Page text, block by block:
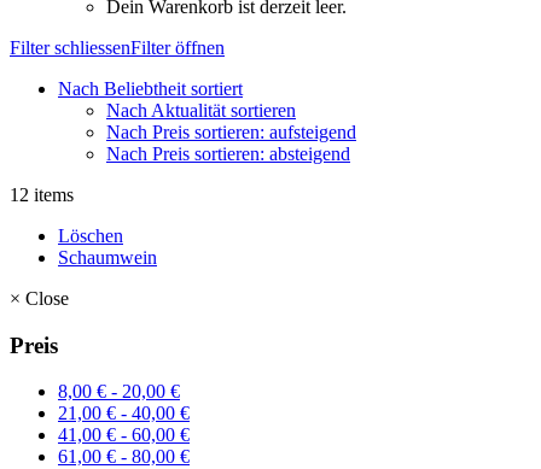
Dein Warenkorb ist derzeit leer.
Filter schliessenFilter öffnen
Nach Beliebtheit sortiert
Nach Aktualität sortieren
Nach Preis sortieren: aufsteigend
Nach Preis sortieren: absteigend
12 items
Löschen
Schaumwein
× Close
Preis
8,00 € - 20,00 €
21,00 € - 40,00 €
41,00 € - 60,00 €
61,00 € - 80,00 €